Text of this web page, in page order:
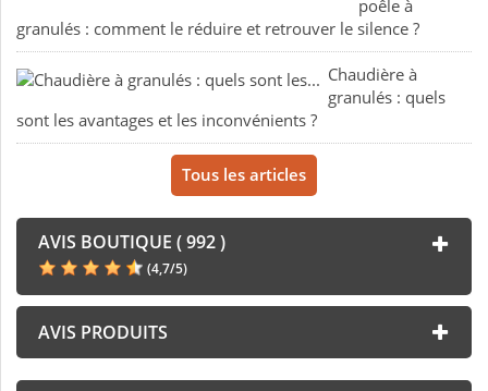
poêle à
granulés : comment le réduire et retrouver le silence ?
Chaudière à
granulés : quels
sont les avantages et les inconvénients ?
Tous les articles
AVIS BOUTIQUE ( 992 )
(4,7/5)
AVIS PRODUITS